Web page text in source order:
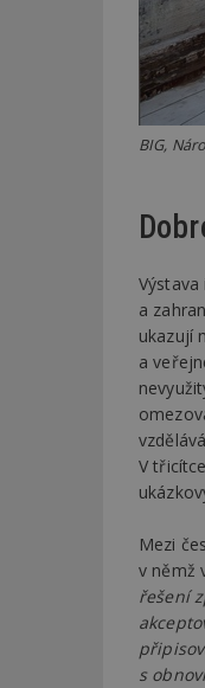
BIG,
a
ukazují
a
V
Mezi
v němž
řešení
s